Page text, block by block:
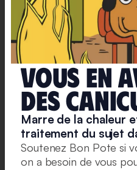
Conséquence 2 : le
Le marché du travail
aux aléas climatiques
Landrin, correspondante
apporte quelques
de la canicule :
“Au contraire, les
travailler, malgré les
Vous en
deS
Marre de la chaleur
traitement du sujet
Soutenez Bon Pote si
on a besoin de vous